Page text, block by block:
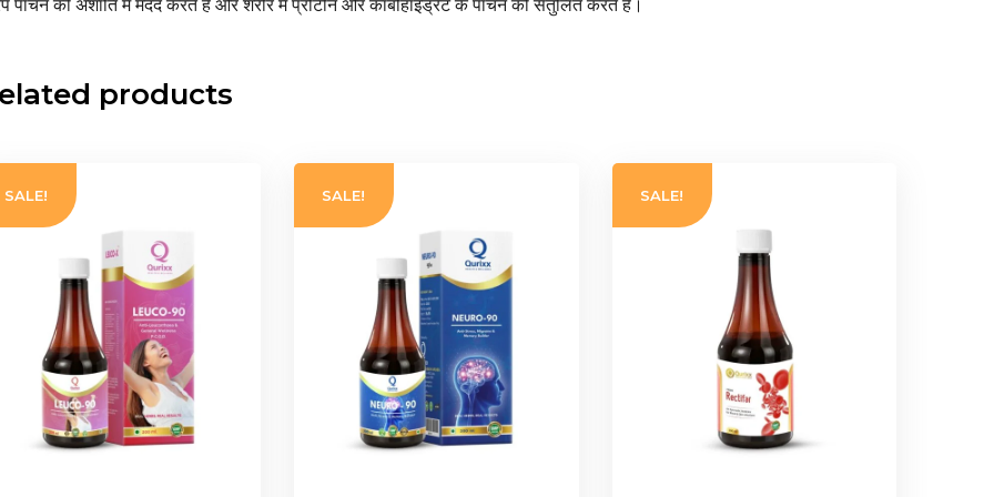
पाचन की अशांति में मदद करते हैं और शरीर में प्रोटीन और कार्बोहाइड्रेट के पाचन को संतुलित करते हैं।
products
SALE! SALE! SALE!